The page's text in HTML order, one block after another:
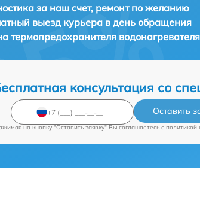
за наш счет, ремонт по желанию
выезд курьера в день обращения
термопредохранителя водонагревателя
консультация со
Оставить
на кнопку "Оставить заявку" Вы соглашаетесь c политикой